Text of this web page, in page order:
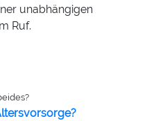
unabhängigen
Ruf.